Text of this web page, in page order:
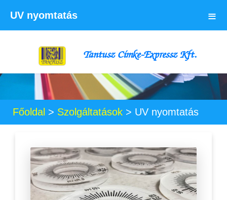
Tantusz Címke-Expressz Kft.
Főoldal > Szolgáltatások > UV nyomtatás
UV nyomtatás ≡